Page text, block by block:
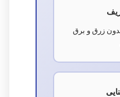
زرق و برق